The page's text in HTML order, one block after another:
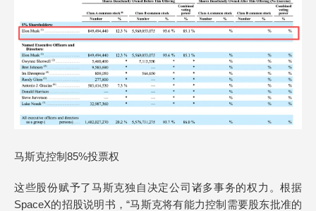
马斯克控制85%投票权
这些股份赋予了马斯克独自决定公司诸多事务的权力。根据
SpaceX的招股说明书，“马斯克将有能力控制需要股东批准的